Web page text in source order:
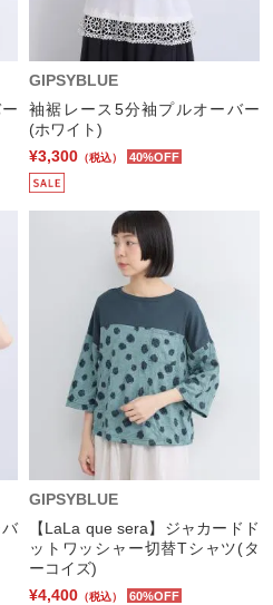
GIPSYBLUE
袖裾レース5分袖プルオーバー
(ホワイト)
¥3,300 （税込） 40%OFF
GIPSYBLUE
【LaLa que sera】ジャカードド
ットワッシャー切替Tシャツ(タ
ーコイズ)
¥4,400 （税込） 60%OFF